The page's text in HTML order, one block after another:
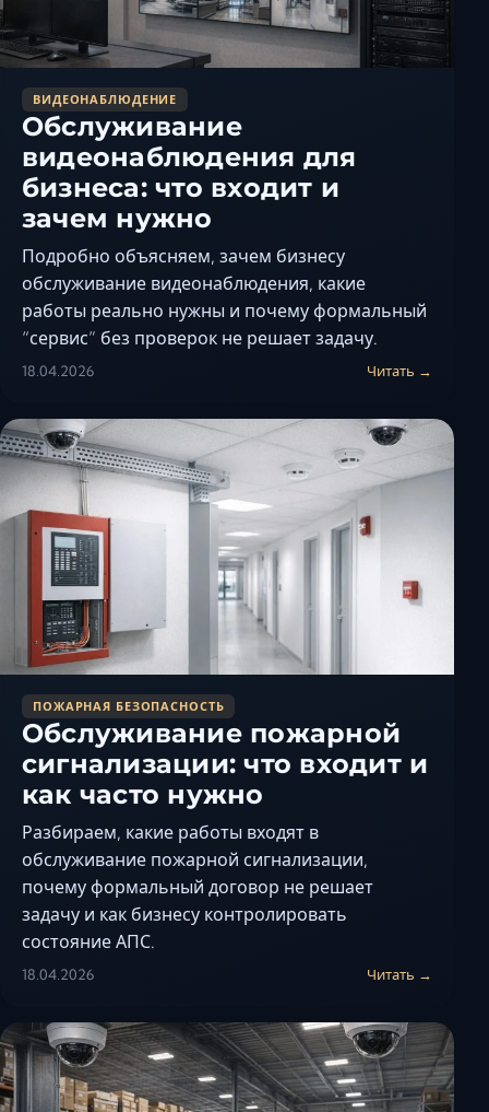
ВИДЕОНАБЛЮДЕНИЕ
Обслуживание
видеонаблюдения для
бизнеса: что входит и
зачем нужно
Подробно объясняем, зачем бизнесу
обслуживание видеонаблюдения, какие
работы реально нужны и почему формальный
“сервис” без проверок не решает задачу.
18.04.2026 Читать →
ПОЖАРНАЯ БЕЗОПАСНОСТЬ
Обслуживание пожарной
сигнализации: что входит и
как часто нужно
Разбираем, какие работы входят в
обслуживание пожарной сигнализации,
почему формальный договор не решает
задачу и как бизнесу контролировать
состояние АПС.
18.04.2026 Читать →